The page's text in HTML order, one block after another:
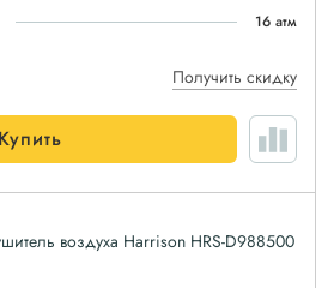
16 атм
Получить скидку
Купить
воздуха Harrison HRS-D988500